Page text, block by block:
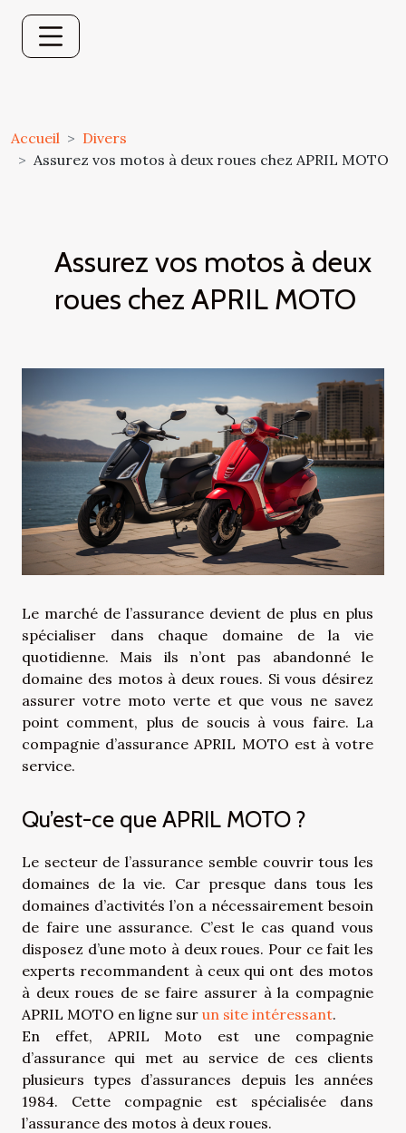
Accueil
Divers
Assurez vos motos à deux roues chez APRIL MOTO
Assurez vos motos à deux
roues chez APRIL MOTO
Le marché de l’assurance devient de plus en plus
spécialiser dans chaque domaine de la vie
quotidienne. Mais ils n’ont pas abandonné le
domaine des motos à deux roues. Si vous désirez
assurer votre moto verte et que vous ne savez
point comment, plus de soucis à vous faire. La
compagnie d’assurance APRIL MOTO est à votre
service.
Qu’est-ce que APRIL MOTO ?
Le secteur de l’assurance semble couvrir tous les
domaines de la vie. Car presque dans tous les
domaines d’activités l’on a nécessairement besoin
de faire une assurance. C’est le cas quand vous
disposez d’une moto à deux roues. Pour ce fait les
experts recommandent à ceux qui ont des motos
à deux roues de se faire assurer à la compagnie
APRIL MOTO en ligne sur un site intéressant.
En effet, APRIL Moto est une compagnie
d’assurance qui met au service de ces clients
plusieurs types d’assurances depuis les années
1984. Cette compagnie est spécialisée dans
l’assurance des motos à deux roues.